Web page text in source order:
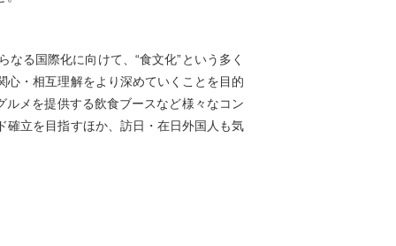
る国際化に向けて、“食文化”という多く
・相互理解をより深めていくことを目的
ルメを提供する飲食ブースなど様々なコン
確立を目指すほか、訪日・在日外国人も気